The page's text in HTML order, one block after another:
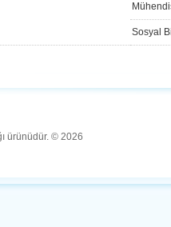
Sosyal
ürünüdür. © 2026